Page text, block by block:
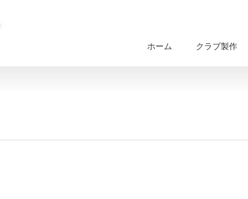
ホーム クラブ製作